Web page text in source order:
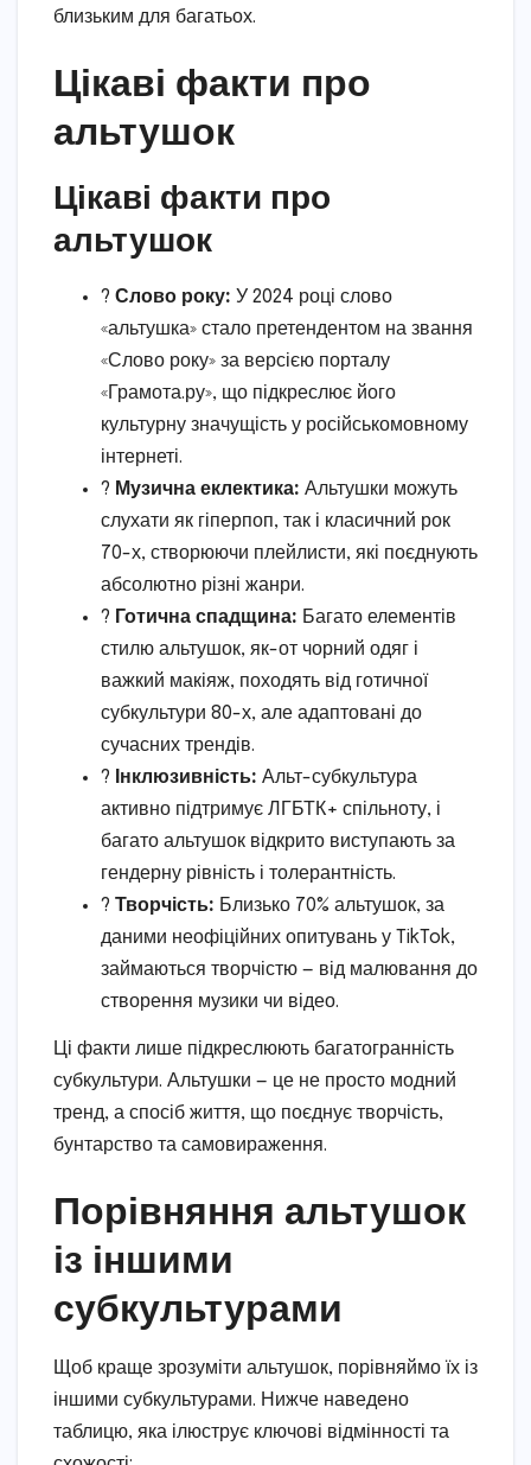
близьким для багатьох.
Цікаві факти про
альтушок
Цікаві факти про
альтушок
? Слово року: У 2024 році слово
«альтушка» стало претендентом на звання
«Слово року» за версією порталу
«Грамота.ру», що підкреслює його
культурну значущість у російськомовному
інтернеті.
? Музична еклектика: Альтушки можуть
слухати як гіперпоп, так і класичний рок
70-х, створюючи плейлисти, які поєднують
абсолютно різні жанри.
? Готична спадщина: Багато елементів
стилю альтушок, як-от чорний одяг і
важкий макіяж, походять від готичної
субкультури 80-х, але адаптовані до
сучасних трендів.
? Інклюзивність: Альт-субкультура
активно підтримує ЛГБТК+ спільноту, і
багато альтушок відкрито виступають за
гендерну рівність і толерантність.
? Творчість: Близько 70% альтушок, за
даними неофіційних опитувань у TikTok,
займаються творчістю — від малювання до
створення музики чи відео.
Ці факти лише підкреслюють багатогранність
субкультури. Альтушки — це не просто модний
тренд, а спосіб життя, що поєднує творчість,
бунтарство та самовираження.
Порівняння альтушок
із іншими
субкультурами
Щоб краще зрозуміти альтушок, порівняймо їх із
іншими субкультурами. Нижче наведено
таблицю, яка ілюструє ключові відмінності та